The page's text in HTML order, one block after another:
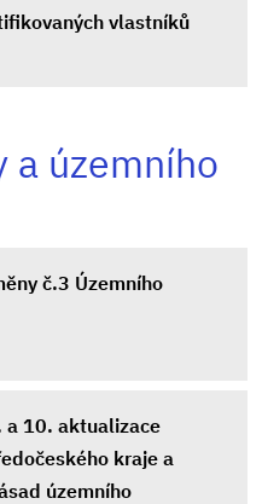
vlastníků
a územního
č.3 Územního
a 10. aktualizace
kraje a
územního